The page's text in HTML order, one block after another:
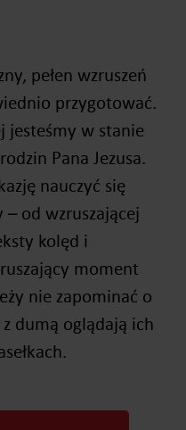
pełen wzruszeń
przygotować.
jesteśmy w stanie
Pana Jezusa.
nauczyć się
– od wzruszającej
kolęd i
moment
nie zapominać o
dumą oglądają ich